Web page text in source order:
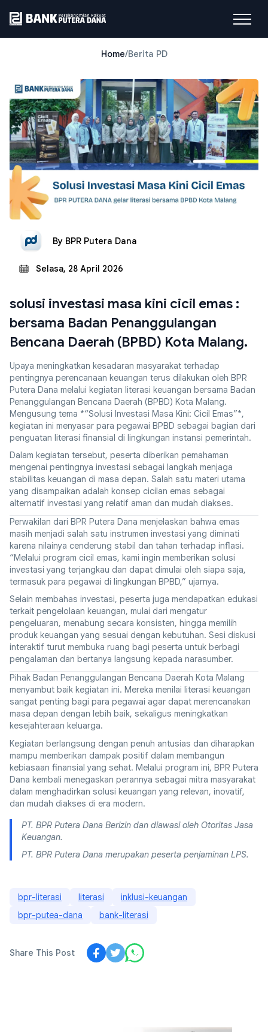
Home/Berita PD
By BPR Putera Dana
Selasa, 28 April 2026
solusi investasi masa kini cicil emas :
bersama Badan Penanggulangan
Bencana Daerah (BPBD) Kota Malang.
Upaya meningkatkan kesadaran masyarakat terhadap
pentingnya perencanaan keuangan terus dilakukan oleh BPR
Putera Dana melalui kegiatan literasi keuangan bersama Badan
Penanggulangan Bencana Daerah (BPBD) Kota Malang.
Mengusung tema *“Solusi Investasi Masa Kini: Cicil Emas”*,
kegiatan ini menyasar para pegawai BPBD sebagai bagian dari
penguatan literasi finansial di lingkungan instansi pemerintah.
Dalam kegiatan tersebut, peserta diberikan pemahaman
mengenai pentingnya investasi sebagai langkah menjaga
stabilitas keuangan di masa depan. Salah satu materi utama
yang disampaikan adalah konsep cicilan emas sebagai
alternatif investasi yang relatif aman dan mudah diakses.
Perwakilan dari BPR Putera Dana menjelaskan bahwa emas
masih menjadi salah satu instrumen investasi yang diminati
karena nilainya cenderung stabil dan tahan terhadap inflasi.
“Melalui program cicil emas, kami ingin memberikan solusi
investasi yang terjangkau dan dapat dimulai oleh siapa saja,
termasuk para pegawai di lingkungan BPBD,” ujarnya.
Selain membahas investasi, peserta juga mendapatkan edukasi
terkait pengelolaan keuangan, mulai dari mengatur
pengeluaran, menabung secara konsisten, hingga memilih
produk keuangan yang sesuai dengan kebutuhan. Sesi diskusi
interaktif turut membuka ruang bagi peserta untuk berbagi
pengalaman dan bertanya langsung kepada narasumber.
Pihak Badan Penanggulangan Bencana Daerah Kota Malang
menyambut baik kegiatan ini. Mereka menilai literasi keuangan
sangat penting bagi para pegawai agar dapat merencanakan
masa depan dengan lebih baik, sekaligus meningkatkan
kesejahteraan keluarga.
Kegiatan berlangsung dengan penuh antusias dan diharapkan
mampu memberikan dampak positif dalam membangun
kebiasaan finansial yang sehat. Melalui program ini, BPR Putera
Dana kembali menegaskan perannya sebagai mitra masyarakat
dalam menghadirkan solusi keuangan yang relevan, inovatif,
dan mudah diakses di era modern.
PT. BPR Putera Dana Berizin dan diawasi oleh Otoritas Jasa
Keuangan.
PT. BPR Putera Dana merupakan peserta penjaminan LPS.
bpr-literasi literasi
inklusi-keuangan
bpr-putea-dana
bank-literasi
Share This Post